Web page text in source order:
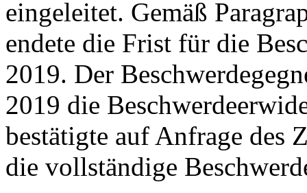
eingeleitet. Gemäß
endete die Frist für die
2019. Der
2019 die
bestätigte auf Anfrage des
die vollständige